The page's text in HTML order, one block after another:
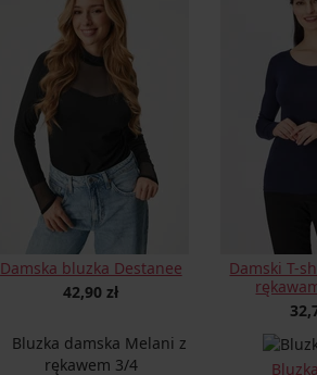
Damska bluzka Destanee
42,90 zł
Damski T-